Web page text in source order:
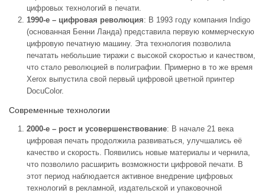
цифровых технологий в печати.
1990-е – цифровая революция: В 1993 году компания Indigo
(основанная Бенни Ланда) представила первую коммерческую
цифровую печатную машину. Эта технология позволила
печатать небольшие тиражи с высокой скоростью и качеством,
что стало революцией в полиграфии. Примерно в то же время
Xerox выпустила свой первый цифровой цветной принтер
DocuColor.
Современные технологии
2000-е – рост и усовершенствование: В начале 21 века
цифровая печать продолжила развиваться, улучшались её
качество и скорость. Появились новые материалы и чернила,
что позволило расширить возможности цифровой печати. В
этот период наблюдается активное внедрение цифровых
технологий в рекламной, издательской и упаковочной